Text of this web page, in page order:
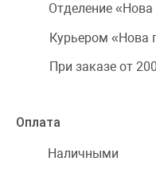
Отделение
Курьером «Нова
При заказе от
Оплата
Наличными